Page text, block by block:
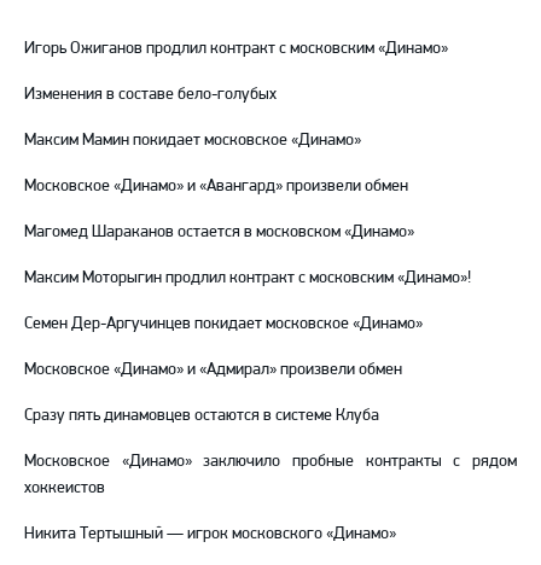
Игорь Ожиганов продлил контракт с московским «Динамо»
Изменения в составе бело-голубых
Максим Мамин покидает московское «Динамо»
Московское «Динамо» и «Авангард» произвели обмен
Магомед Шараканов остается в московском «Динамо»
Максим Моторыгин продлил контракт с московским «Динамо»!
Семен Дер-Аргучинцев покидает московское «Динамо»
Московское «Динамо» и «Адмирал» произвели обмен
Сразу пять динамовцев остаются в системе Клуба
Московское «Динамо» заключило пробные контракты с рядом
хоккеистов
Никита Тертышный — игрок московского «Динамо»